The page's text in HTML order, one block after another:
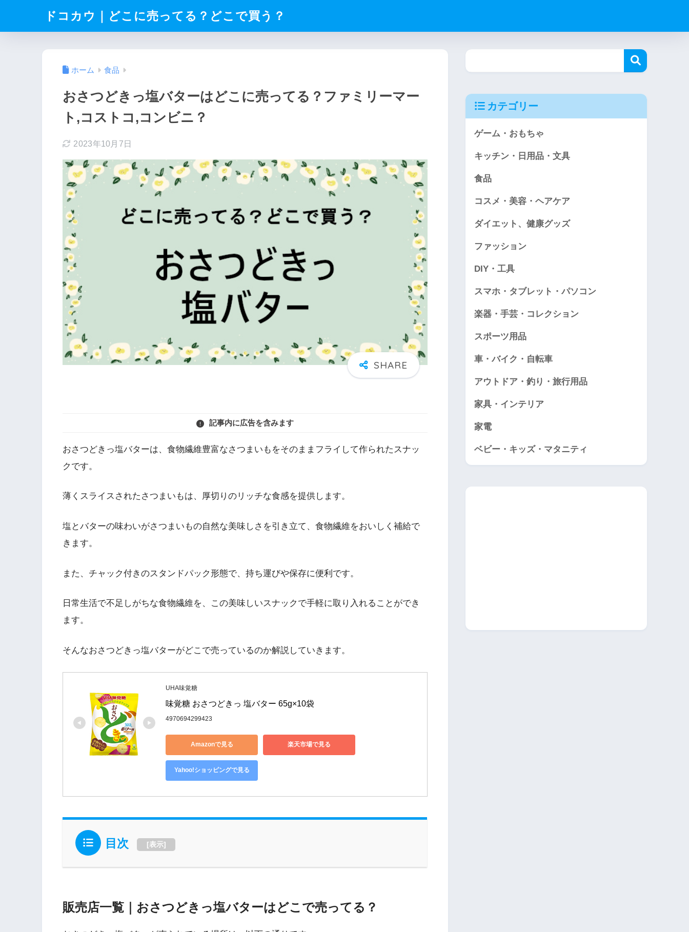
ドコカウ｜どこに売ってる？どこで買う？
ホーム 食品
おさつどきっ塩バターはどこに売ってる？ファミリーマー
ト,コストコ,コンビニ？
2023年10月7日
記事内に広告を含みます
おさつどきっ塩バターは、食物繊維豊富なさつまいもをそのままフライして作られたスナッ
クです。
薄くスライスされたさつまいもは、厚切りのリッチな食感を提供します。
塩とバターの味わいがさつまいもの自然な美味しさを引き立て、食物繊維をおいしく補給で
きます。
また、チャック付きのスタンドパック形態で、持ち運びや保存に便利です。
日常生活で不足しがちな食物繊維を、この美味しいスナックで手軽に取り入れることができ
ます。
そんなおさつどきっ塩バターがどこで売っているのか解説していきます。
UHA味覚糖
味覚糖 おさつどきっ 塩バター 65g×10袋
4970694299423
Amazonで見る 楽天市場で見る
Yahoo!ショッピングで見る
目次 [表示]
販売店一覧｜おさつどきっ塩バターはどこで売ってる？
カテゴリー
ゲーム・おもちゃ
キッチン・日用品・文具
食品
コスメ・美容・ヘアケア
ダイエット、健康グッズ
ファッション
DIY・工具
スマホ・タブレット・パソコン
楽器・手芸・コレクション
スポーツ用品
車・バイク・自転車
アウトドア・釣り・旅行用品
家具・インテリア
家電
ベビー・キッズ・マタニティ